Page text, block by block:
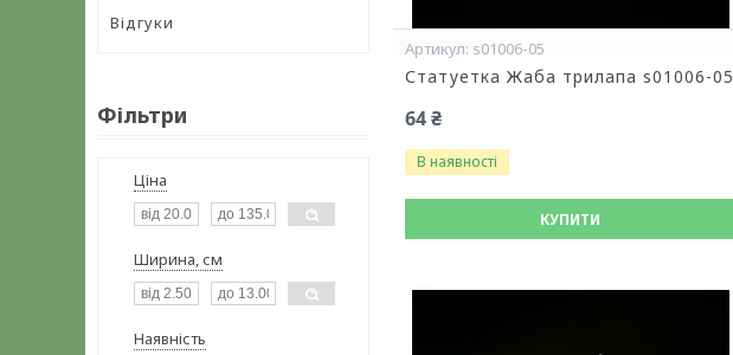
Відгуки
Фільтри
Ціна
Ширина, см
Наявність
s01006-05
Статуетка Жаба трилапа s01006-05
64 ₴
В наявності
КУПИТИ